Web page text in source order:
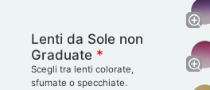
Lenti da Sole non
Graduate *
Scegli tra lenti colorate,
sfumate o specchiate.